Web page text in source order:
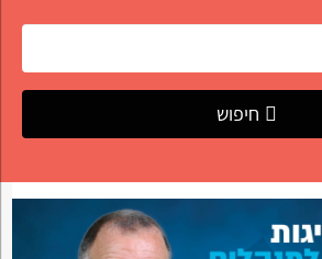
חיפוש